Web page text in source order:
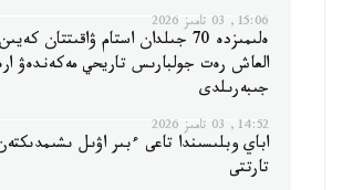
15:06, 03 تامىز 2026
ەلىمىزدە 70 جىلدان استام ۋاقىتتان كەيىن
العاش رەت جولبارىس تاريحي مەكەندەۋ
جىبەرىلدى
14:52, 03 تامىز 2026
اباي وبلىسىندا تاعى ءبىر اۋىل
تارتتى